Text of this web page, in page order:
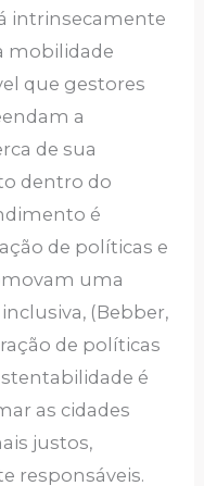
intrinsecamente
mobilidade
que gestores
a
de sua
dentro do
é
de políticas e
uma
(Bebber,
de políticas
é
as cidades
justos,
responsáveis.